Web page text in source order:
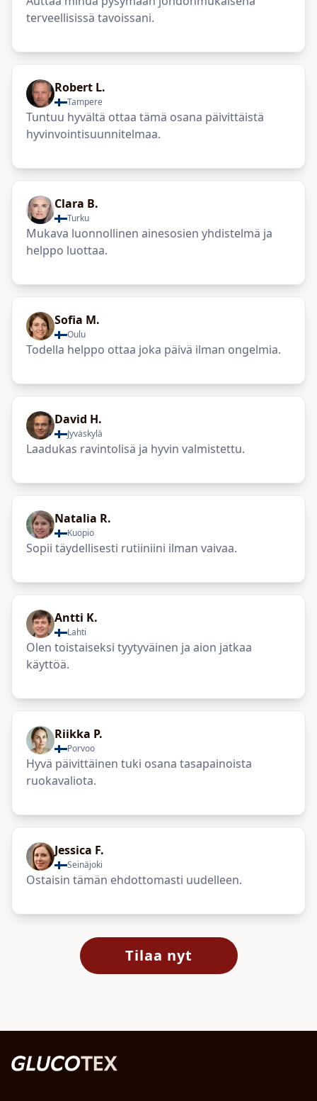
terveellisissä tavoissani.
Robert L.
Tampere
Tuntuu hyvältä ottaa tämä osana päivittäistä
hyvinvointisuunnitelmaa.
Clara B.
Turku
Mukava luonnollinen ainesosien yhdistelmä ja
helppo luottaa.
Sofia M.
Oulu
Todella helppo ottaa joka päivä ilman ongelmia.
David H.
Jyväskylä
Laadukas ravintolisä ja hyvin valmistettu.
Natalia R.
Kuopio
Sopii täydellisesti rutiiniini ilman vaivaa.
Antti K.
Lahti
Olen toistaiseksi tyytyväinen ja aion jatkaa
käyttöä.
Riikka P.
Porvoo
Hyvä päivittäinen tuki osana tasapainoista
ruokavaliota.
Jessica F.
Seinäjoki
Ostaisin tämän ehdottomasti uudelleen.
Tilaa nyt